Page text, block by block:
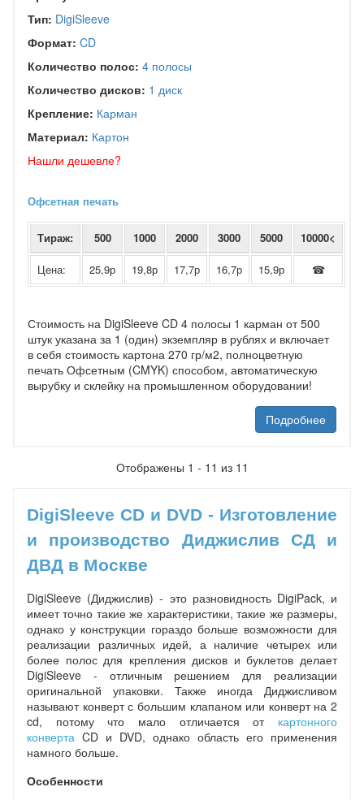
Тип: DigiSleeve
Формат: CD
Количество полос: 4 полосы
Количество дисков: 1 диск
Крепление: Карман
Материал: Картон
Нашли дешевле?
Офсетная печать
Тираж: 500 1000 2000 3000 5000 10000<
Цена: 25,9р 19,8р 17,7р 16,7р 15,9р ☎
Стоимость на DigiSleeve CD 4 полосы 1 карман от 500
штук указана за 1 (один) экземпляр в рублях и включает
в себя стоимость картона 270 гр/м2, полноцветную
печать Офсетным (CMYK) способом, автоматическую
вырубку и склейку на промышленном оборудовании!
Подробнее
Отображены 1 - 11 из 11
DigiSleeve CD и DVD - Изготовление
и производство Диджислив СД и
ДВД в Москве
DigiSleeve (Диджислив) - это разновидность DigiPack, и
имеет точно такие же характеристики, такие же размеры,
однако у конструкции гораздо больше возможности для
реализации различных идей, а наличие четырех или
более полос для крепления дисков и буклетов делает
DigiSleeve - отличным решением для реализации
оригинальной упаковки. Также иногда Диджисливом
называют конверт с большим клапаном или конверт на 2
cd, потому что мало отличается от картонного
конверта CD и DVD, однако область его применения
намного больше.
Особенности